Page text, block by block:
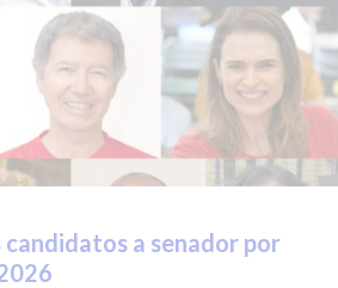
candidatos a senador por